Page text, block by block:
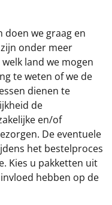
doen we graag en
onder meer
land we mogen
te weten of we de
dienen te
de
en/of
De eventuele
het bestelproces
Kies u pakketten uit
hebben op de